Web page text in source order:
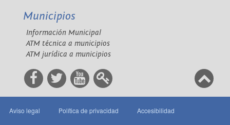
Municipios
Información Municipal
ATM técnica a municipios
ATM jurídica a municipios
Aviso legal Política de privacidad Accesibilidad